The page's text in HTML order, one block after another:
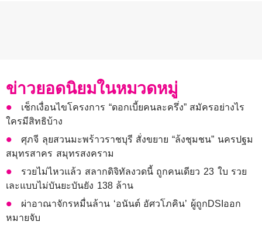
ข่าวยอดนิยมในหมวดหมู่
เช็กเงื่อนไขโครงการ “ดอกเบี้ยคนละครึ่ง” สมัครอย่างไร
ใครมีสิทธิบ้าง
ศุภจี ลุยสวนมะพร้าวราชบุรี สั่งขยาย “ล้งชุมชน” นครปฐม
สมุทรสาคร สมุทรสงคราม
รวยไม่ไหวแล้ว สลากดิจิทัลงวดนี้ ถูกคนเดียว 23 ใบ รวย
เละแบบไม่บันยะบันยัง 138 ล้าน
ผ่าอาณาจักรหมื่นล้าน ‘อนันต์ อัศวโภคิน’ ผู้ถูกDSIออก
หมายจับ